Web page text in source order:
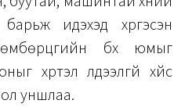
идэхэд хүргэсэн
бүх юмыг
хүртэл үлдээлгүй хүйс
уншлаа.